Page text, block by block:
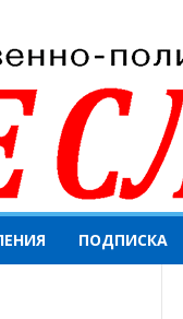
ПОДПИСКА